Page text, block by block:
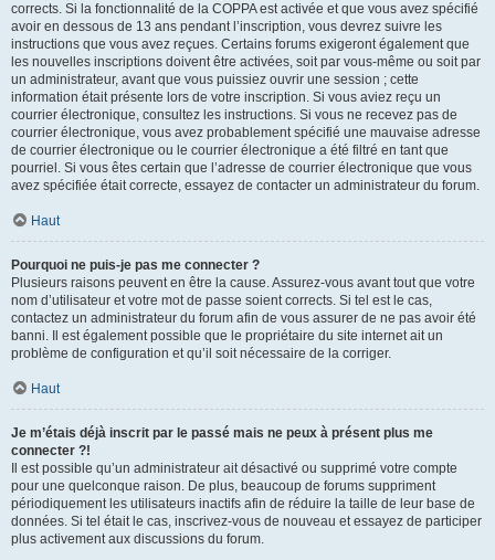
corrects. Si la fonctionnalité de la COPPA est activée et que vous avez spécifié
avoir en dessous de 13 ans pendant l’inscription, vous devrez suivre les
instructions que vous avez reçues. Certains forums exigeront également que
les nouvelles inscriptions doivent être activées, soit par vous-même ou soit par
un administrateur, avant que vous puissiez ouvrir une session ; cette
information était présente lors de votre inscription. Si vous aviez reçu un
courrier électronique, consultez les instructions. Si vous ne recevez pas de
courrier électronique, vous avez probablement spécifié une mauvaise adresse
de courrier électronique ou le courrier électronique a été filtré en tant que
pourriel. Si vous êtes certain que l’adresse de courrier électronique que vous
avez spécifiée était correcte, essayez de contacter un administrateur du forum.
Haut
Pourquoi ne puis-je pas me connecter ?
Plusieurs raisons peuvent en être la cause. Assurez-vous avant tout que votre
nom d’utilisateur et votre mot de passe soient corrects. Si tel est le cas,
contactez un administrateur du forum afin de vous assurer de ne pas avoir été
banni. Il est également possible que le propriétaire du site internet ait un
problème de configuration et qu’il soit nécessaire de la corriger.
Haut
Je m’étais déjà inscrit par le passé mais ne peux à présent plus me
connecter ?!
Il est possible qu’un administrateur ait désactivé ou supprimé votre compte
pour une quelconque raison. De plus, beaucoup de forums suppriment
périodiquement les utilisateurs inactifs afin de réduire la taille de leur base de
données. Si tel était le cas, inscrivez-vous de nouveau et essayez de participer
plus activement aux discussions du forum.